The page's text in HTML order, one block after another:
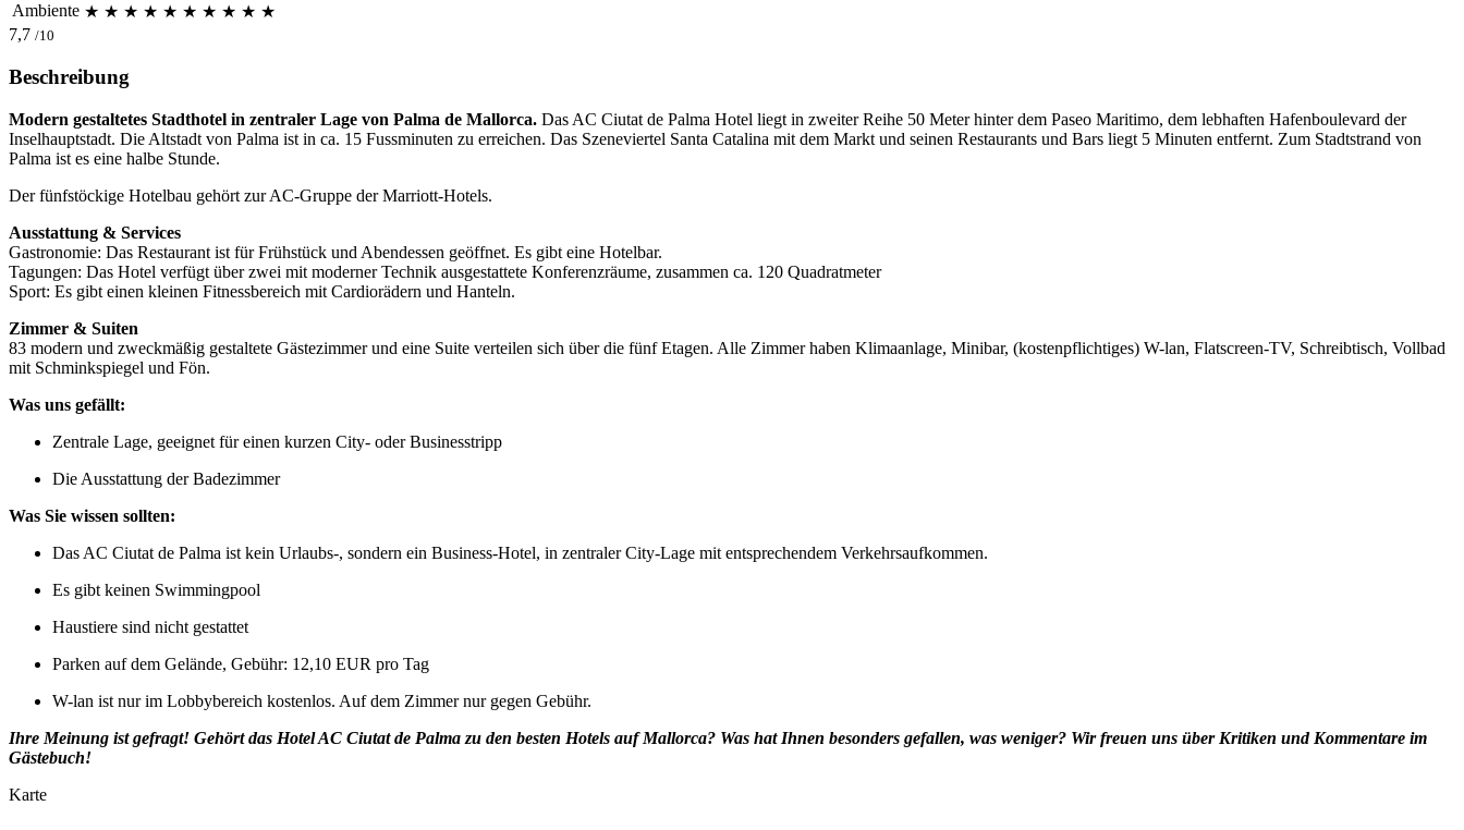
Ambiente ★ ★ ★ ★ ★ ★ ★ ★ ★ ★
7,7 /10
Beschreibung
Modern gestaltetes Stadthotel in zentraler Lage von Palma de Mallorca. Das AC Ciutat de Palma Hotel liegt in zweiter Reihe 50 Meter hinter dem Paseo Maritimo, dem lebhaften Hafenboulevard der
Inselhauptstadt. Die Altstadt von Palma ist in ca. 15 Fussminuten zu erreichen. Das Szeneviertel Santa Catalina mit dem Markt und seinen Restaurants und Bars liegt 5 Minuten entfernt. Zum Stadtstrand von
Palma ist es eine halbe Stunde.
Der fünfstöckige Hotelbau gehört zur AC-Gruppe der Marriott-Hotels.
Ausstattung & Services
Gastronomie: Das Restaurant ist für Frühstück und Abendessen geöffnet. Es gibt eine Hotelbar.
Tagungen: Das Hotel verfügt über zwei mit moderner Technik ausgestattete Konferenzräume, zusammen ca. 120 Quadratmeter
Sport: Es gibt einen kleinen Fitnessbereich mit Cardiorädern und Hanteln.
Zimmer & Suiten
83 modern und zweckmäßig gestaltete Gästezimmer und eine Suite verteilen sich über die fünf Etagen. Alle Zimmer haben Klimaanlage, Minibar, (kostenpflichtiges) W-lan, Flatscreen-TV, Schreibtisch, Vollbad
mit Schminkspiegel und Fön.
Was uns gefällt:
Zentrale Lage, geeignet für einen kurzen City- oder Businesstripp
Die Ausstattung der Badezimmer
Was Sie wissen sollten:
Das AC Ciutat de Palma ist kein Urlaubs-, sondern ein Business-Hotel, in zentraler City-Lage mit entsprechendem Verkehrsaufkommen.
Es gibt keinen Swimmingpool
Haustiere sind nicht gestattet
Parken auf dem Gelände, Gebühr: 12,10 EUR pro Tag
W-lan ist nur im Lobbybereich kostenlos. Auf dem Zimmer nur gegen Gebühr.
Ihre Meinung ist gefragt! Gehört das Hotel AC Ciutat de Palma zu den besten Hotels auf Mallorca? Was hat Ihnen besonders gefallen, was weniger? Wir freuen uns über Kritiken und Kommentare im
Gästebuch!
Karte